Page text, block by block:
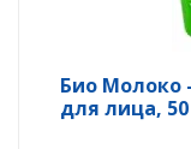
Био Молоко
для лица, 50